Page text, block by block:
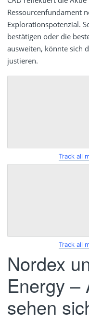
Ressourcenfundament
Explorationspotenzial.
bestätigen oder die
ausweiten, könnte sich
justieren.
Track all
Track all
Nordex
Energy –
sehen